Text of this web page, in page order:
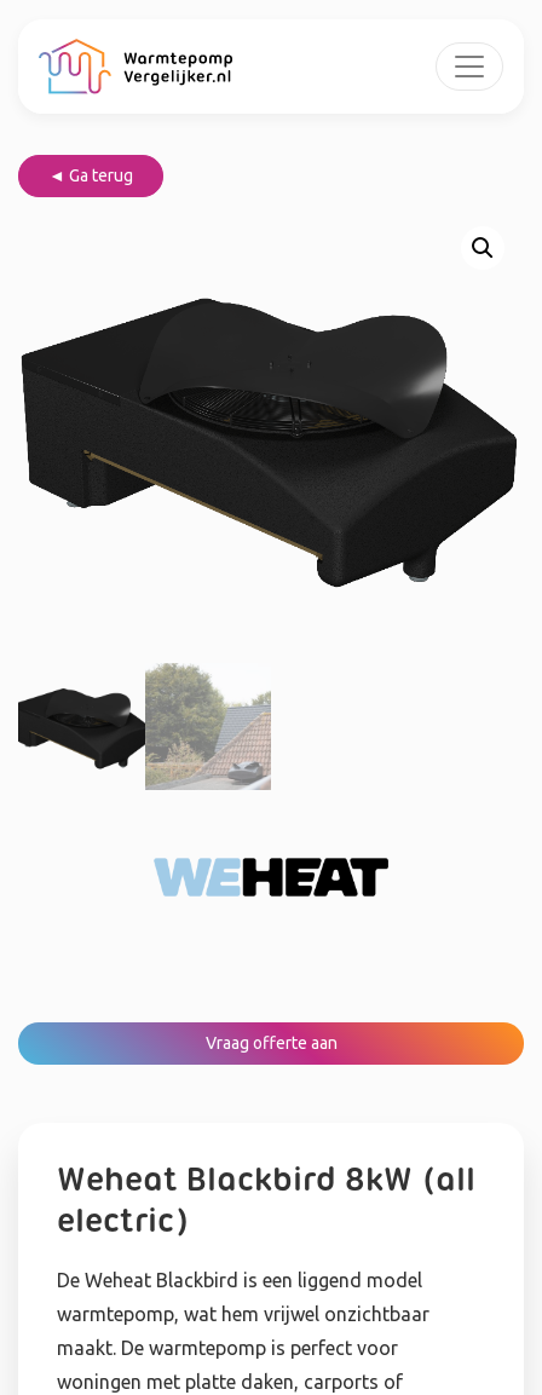
◄ Ga terug
Vraag offerte aan
Weheat Blackbird 8kW (all
electric)
De Weheat Blackbird is een liggend model
warmtepomp, wat hem vrijwel onzichtbaar
maakt. De warmtepomp is perfect voor
woningen met platte daken, carports of